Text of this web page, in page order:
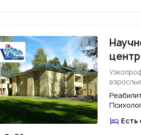
Есть